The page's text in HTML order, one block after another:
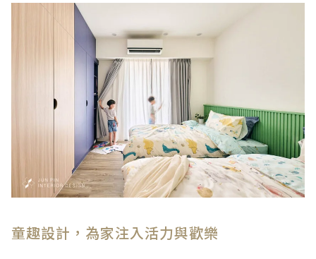
童趣設計，為家注入活力與歡樂